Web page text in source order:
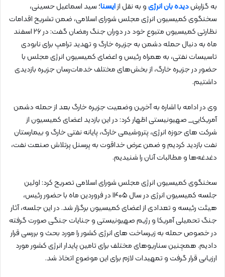
به گزارشدیده بان انرژیو به نقل ازایسنا؛ سید اسماعیل حسینی،
سخنگوی کمیسیون انرژی مجلس شورای اسلامی، ضمن تشریح اقدامات
نظارتی کمیسیون متبوع خود در دوران جنگ رمضان گفت: در ۲۶ اسفند
ماه به دنبال حمله دشمن به جزیره خارگ و تهدید ترامپ برای نابودی
تاسیسات نفتی، به همراه رئیس و اعضای کمیسیون انرژی مجلس با
حضور در جزیره خارگ، از بخش‌های مختلف خدمات‌رسان جزیره بازدیدی
داشتیم.
وی در ادامه با اشاره به آخرین وضعیت جزیره خارگ بعد از حمله دشمن
آمریکایی_ صهیونیستی اظهار کرد: در این بازدید اعضای کمیسیون از
شرکت های حوزه انرژی، پتروشیمی خارگ، پایانه نفتی خارگ و بیمارستان
نفت بازدید کردیم و ضمن عرض خداقوت به پرسنل پرتلاش صنعت نفت،
دغدغه‌ها و مطالبات آنان را شنیدیم.
سخنگوی کمیسیون انرژی مجلس شورای اسلامی تصریح کرد: اولین
جلسه کمیسیون انرژی در سال ۱۴۰۵ در فروردین ماه با حضور رئیس،
هیئت رئیسه و تعدادی از اعضای کمیسیون برگزار شد. در این جلسه، آثار
جنگ تحمیلی آمریکا و رژیم صهیونیستی و جنایات جنگی صورت گرفته
در خصوص حمله به زیرساخت های انرژی کشور را مورد بحث و بررسی قرار
دادیم. همچنین سناریوهای مختلف برای تامین پایدار انرژی کشور مورد
ارزیابی قرار گرفت و تمهیدات لازم برای این موضوع اتخاذ شد.